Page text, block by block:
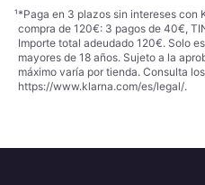
¹*Paga en 3 plazos sin intereses con
compra de 120€: 3 pagos de 40€,
Importe total adeudado 120€. Solo
mayores de 18 años. Sujeto a la
máximo varía por tienda. Consulta
https://www.klarna.com/es/legal/.